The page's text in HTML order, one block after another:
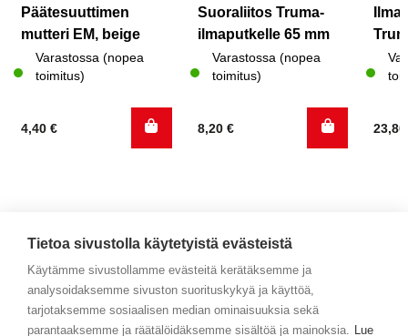
Päätesuuttimen
mutteri EM, beige
Varastossa (nopea
toimitus)
4,40 €
Suoraliitos Truma-
ilmaputkelle 65 mm
Varastossa (nopea
toimitus)
8,20 €
Yhteystiedot
Tietoa sivustolla käytetyistä evästeistä
Käytämme sivustollamme evästeitä kerätäksemme ja
analysoidaksemme sivuston suorituskykyä ja käyttöä,
tarjotaksemme sosiaalisen median ominaisuuksia sekä
parantaaksemme ja räätälöidäksemme sisältöä ja mainoksia. Lue